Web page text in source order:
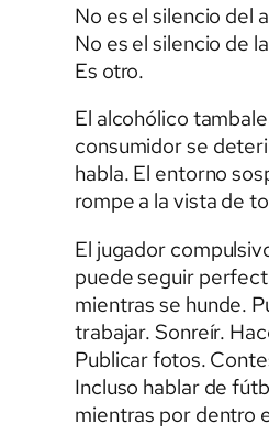
No es el silencio del
No es el silencio de
Es otro.
El alcohólico
consumidor se
habla. El entorno
rompe a la vista de
El jugador
puede seguir
mientras se hunde.
trabajar. Sonreír.
Publicar fotos.
Incluso hablar de
mientras por dentro